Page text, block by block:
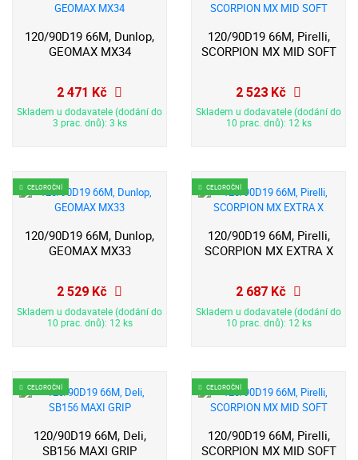
120/90D19 66M, Dunlop,
GEOMAX MX34
2 471 Kč
Skladem u dodavatele (dodání do
3 prac. dnů): 3 ks
120/90D19 66M, Pirelli,
SCORPION MX MID SOFT
2 523 Kč
Skladem u dodavatele (dodání do
10 prac. dnů): 12 ks
CELOROČNÍ
120/90D19 66M, Dunlop,
GEOMAX MX33
2 529 Kč
Skladem u dodavatele (dodání do
10 prac. dnů): 12 ks
CELOROČNÍ
120/90D19 66M, Pirelli,
SCORPION MX EXTRA X
2 687 Kč
Skladem u dodavatele (dodání do
10 prac. dnů): 12 ks
CELOROČNÍ
120/90D19 66M, Deli,
SB156 MAXI GRIP
CELOROČNÍ
120/90D19 66M, Pirelli,
SCORPION MX MID SOFT